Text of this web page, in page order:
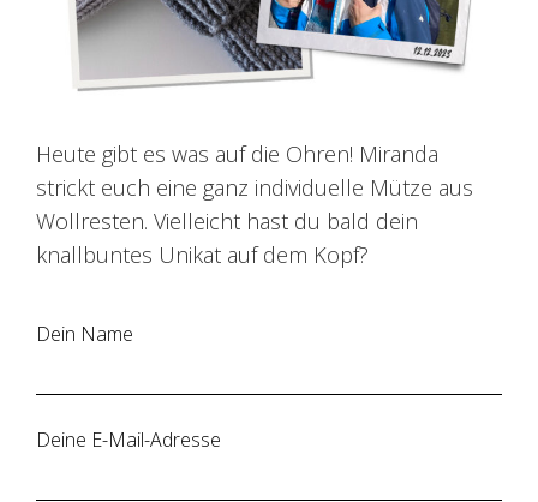
Heute gibt es was auf die Ohren! Miranda
strickt euch eine ganz individuelle Mütze aus
Wollresten. Vielleicht hast du bald dein
knallbuntes Unikat auf dem Kopf?
Dein Name
Deine E-Mail-Adresse